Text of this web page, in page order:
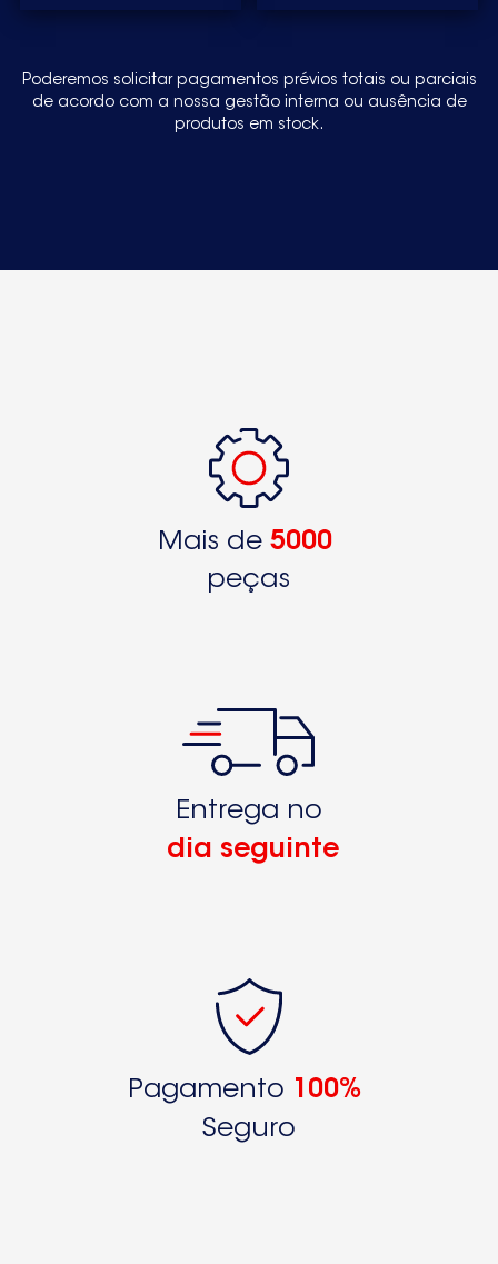
Poderemos solicitar pagamentos prévios totais ou parciais
de acordo com a nossa gestão interna ou ausência de
produtos em stock.
Mais de 5000
peças
Entrega no
dia seguinte
Pagamento 100%
Seguro